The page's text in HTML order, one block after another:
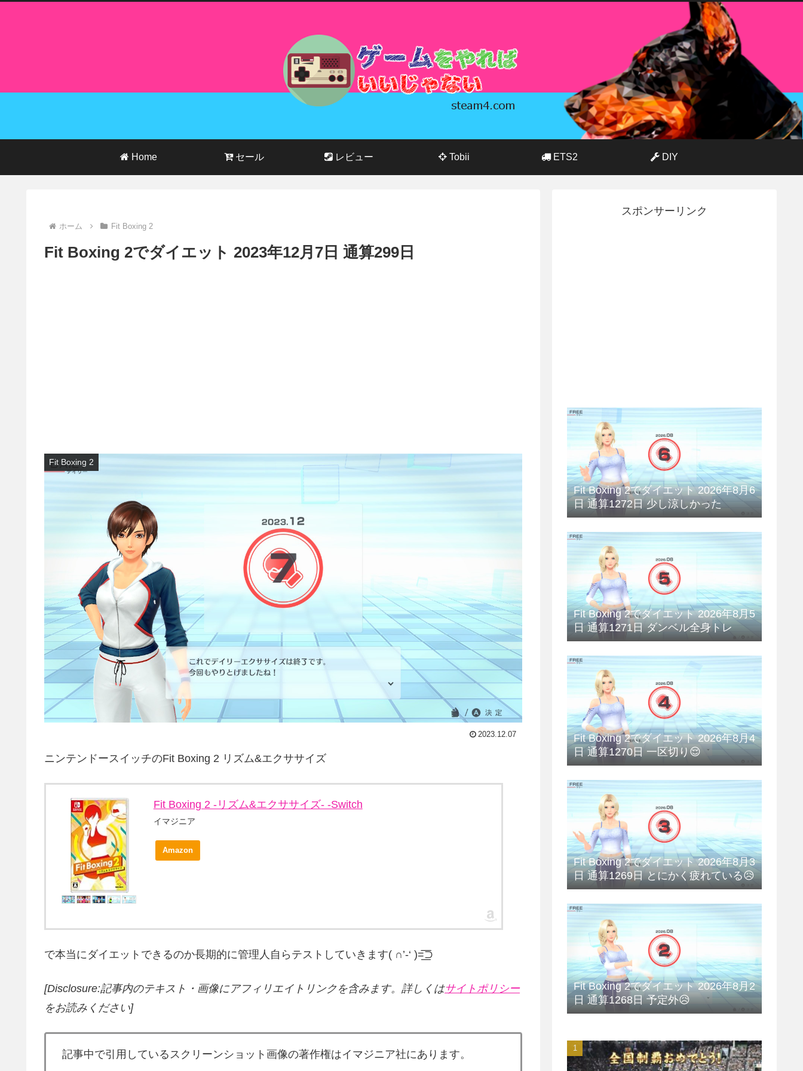
Home セール レビュー Tobii ETS2 DIY
ホーム Fit Boxing 2
Fit Boxing 2でダイエット 2023年12月7日 通算299日
Fit Boxing 2
2023.12.07
ニンテンドースイッチのFit Boxing 2 リズム&エクササイズ
Fit Boxing 2 -リズム&エクササイズ- -Switch
イマジニア
Amazon
で本当にダイエットできるのか長期的に管理人自らテストしていきます( ∩’-‘ )=͟͟͞͞⊃
[Disclosure:記事内のテキスト・画像にアフィリエイトリンクを含みます。詳しくはサイトポリシー
をお読みください]
記事中で引用しているスクリーンショット画像の著作権はイマジニア社にあります。
スポンサーリンク
Fit Boxing 2でダイエット 2026年8月6
日 通算1272日 少し涼しかった
Fit Boxing 2でダイエット 2026年8月5
日 通算1271日 ダンベル全身トレ
Fit Boxing 2でダイエット 2026年8月4
日 通算1270日 一区切り😌
Fit Boxing 2でダイエット 2026年8月3
日 通算1269日 とにかく疲れている😥
Fit Boxing 2でダイエット 2026年8月2
日 通算1268日 予定外😥